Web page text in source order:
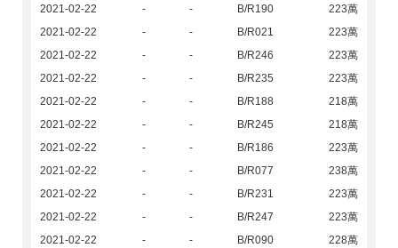
2021-02-22
- - B/R190
223萬
2021-02-22
- - B/R021
223萬
2021-02-22
- - B/R246
223萬
2021-02-22
- - B/R235
223萬
2021-02-22
- - B/R188
218萬
2021-02-22
- - B/R245
218萬
2021-02-22
- - B/R186
223萬
2021-02-22
- - B/R077
238萬
2021-02-22
- - B/R231
223萬
2021-02-22
- - B/R247
223萬
2021-02-22
- - B/R090
228萬